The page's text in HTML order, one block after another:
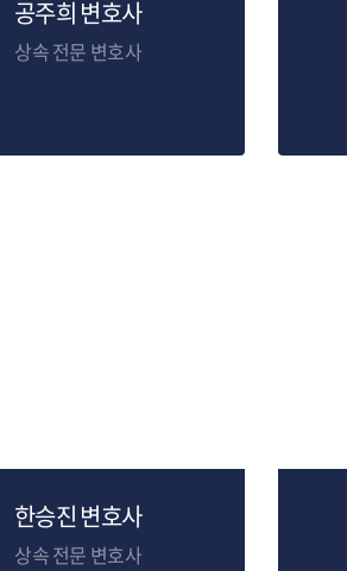
공주희 변호사
상속 전문 변호사
한승진 변호사
상속 전문 변호사